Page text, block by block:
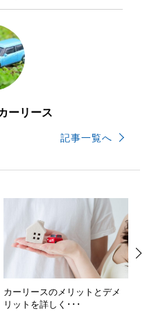
ーリース
記事一覧へ
カーリースのメリットとデメ
リットを詳しく･･･